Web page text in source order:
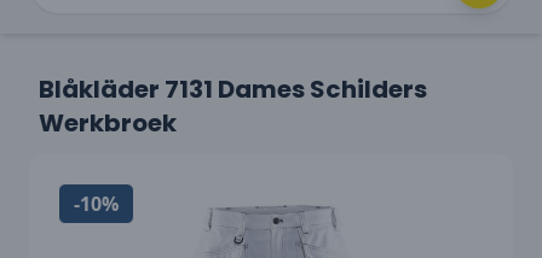
Blåkläder 7131 Dames Schilders
Werkbroek
-10%